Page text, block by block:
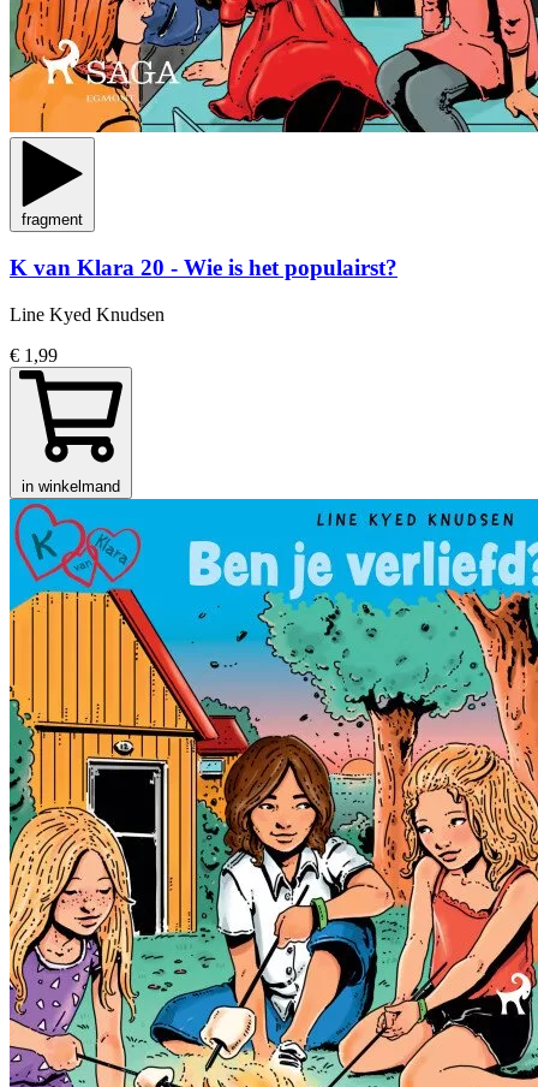
fragment
K van Klara 20 - Wie is het populairst?
Line Kyed Knudsen
€ 1,99
in winkelmand